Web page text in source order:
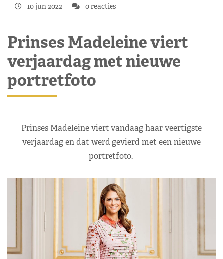
10 jun 2022 0 reacties
Prinses Madeleine viert
verjaardag met nieuwe
portretfoto
Prinses Madeleine viert vandaag haar veertigste
verjaardag en dat werd gevierd met een nieuwe
portretfoto.